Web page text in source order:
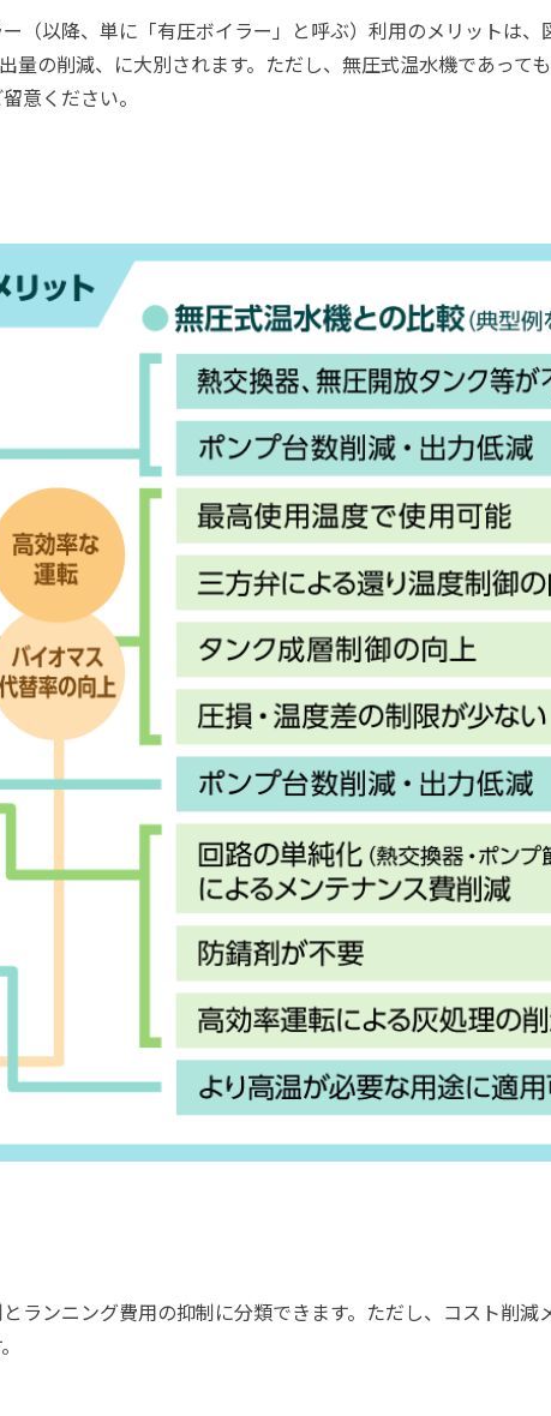
以降、単に「有圧ボイラー」と呼ぶ）利用のメリットは、
量の削減、に大別されます。ただし、無圧式温水機であって
意ください。
ンニング費用の抑制に分類できます。ただし、コスト削減